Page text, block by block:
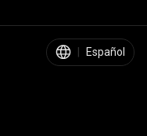
| Español